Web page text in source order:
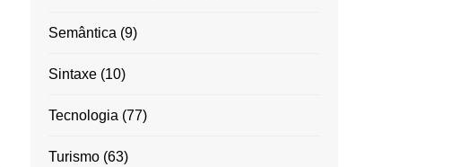
Semântica (9)
Sintaxe(10)
Tecnologia (77)
Turismo(63)